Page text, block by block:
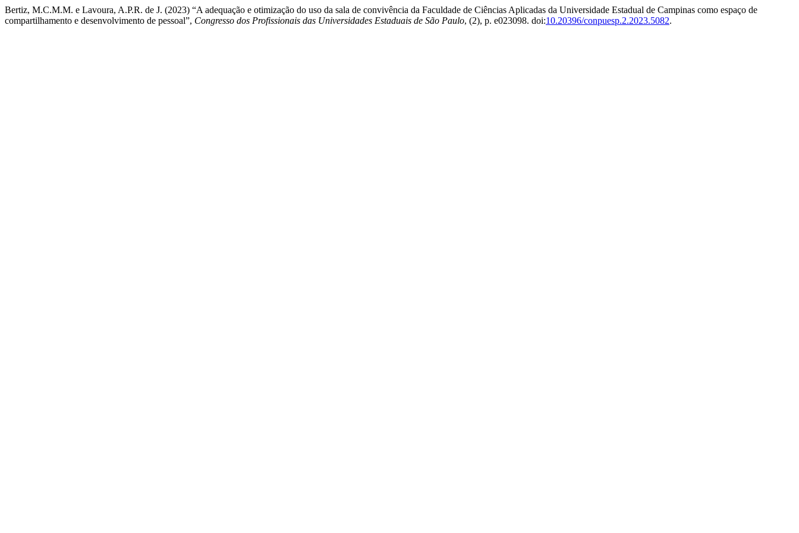
Bertiz, M.C.M.M. e Lavoura, A.P.R. de J. (2023) “A adequação e otimização do uso da sala de convivência da Faculdade de Ciências Aplicadas da Universidade Estadual de Campinas como espaço de
compartilhamento e desenvolvimento de pessoal”, Congresso dos Profissionais das Universidades Estaduais de São Paulo, (2), p. e023098. doi:10.20396/conpuesp.2.2023.5082.